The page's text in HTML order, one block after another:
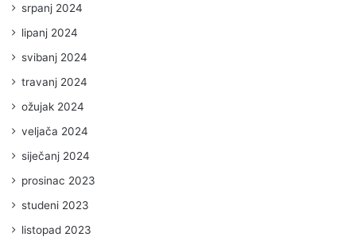
srpanj 2024
lipanj 2024
svibanj 2024
travanj 2024
ožujak 2024
veljača 2024
siječanj 2024
prosinac 2023
studeni 2023
listopad 2023